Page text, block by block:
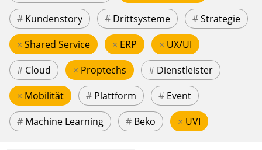
# Kundenstory # Drittsysteme #Strategie
× Shared Service × ERP × UX/UI
# Cloud × Proptechs # Dienstleister
× Mobilität # Plattform # Event
# Machine Learning # Beko × UVI